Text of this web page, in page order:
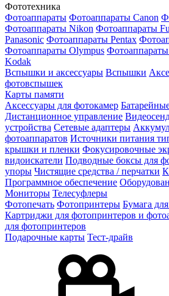
Фототехника
Фотоаппараты Фотоаппараты Canon
Фотоаппараты Nikon Фотоаппараты
Panasonic Фотоаппараты Pentax
Фотоаппараты Olympus
Kodak
Вспышки и аксессуары Вспышки
фотовспышек
Карты памяти
Аксессуары для фотокамер
Дистанционное управление
устройства Сетевые адаптеры
фотоаппаратов Источники питания
крышки и пленки Фокусировочные
видоискатели Подводные боксы для
упоры Чистящие средства / перчатки
Программное обеспечение
Мониторы Телесуфлеры
Фотопечать Фотопринтеры Бумага
Картриджи для фотопринтеров и
для фотопринтеров
Подарочные карты Тест-драйв